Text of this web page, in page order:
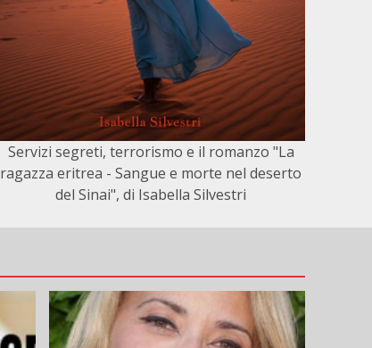
Servizi segreti, terrorismo e il romanzo "La
ragazza eritrea - Sangue e morte nel deserto
del Sinai", di Isabella Silvestri